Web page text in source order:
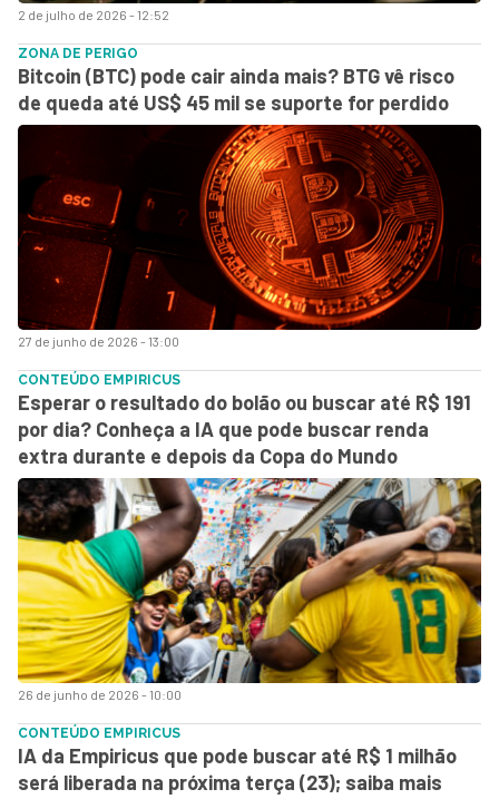
2 de julho de 2026 - 12:52
27 de junho de 2026 - 13:00
ZONA DE PERIGO
Bitcoin (BTC) pode cair ainda mais? BTG vê risco
de queda até US$ 45 mil se suporte for perdido
26 de junho de 2026 - 10:00
CONTEÚDO EMPIRICUS
Esperar o resultado do bolão ou buscar até R$ 191
por dia? Conheça a IA que pode buscar renda
extra durante e depois da Copa do Mundo
CONTEÚDO EMPIRICUS
IA da Empiricus que pode buscar até R$ 1 milhão
será liberada na próxima terça (23); saiba mais